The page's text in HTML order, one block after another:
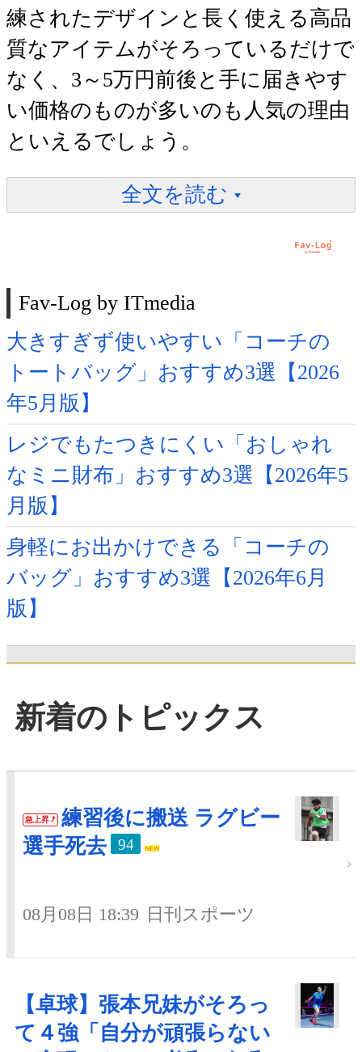
練されたデザインと長く使える高品
質なアイテムがそろっているだけで
なく、3～5万円前後と手に届きやす
い価格のものが多いのも人気の理由
といえるでしょう。
全文を読む
Fav-Log by ITmedia
大きすぎず使いやすい「コーチの
トートバッグ」おすすめ3選【2026
年5月版】
レジでもたつきにくい「おしゃれ
なミニ財布」おすすめ3選【2026年5
月版】
身軽にお出かけできる「コーチの
バッグ」おすすめ3選【2026年6月
版】
新着のトピックス
急上昇
練習後に搬送 ラグビー
選手死去
94
08月08日 18:39 日刊スポーツ
【卓球】張本兄妹がそろっ
て４強「自分が頑張らない